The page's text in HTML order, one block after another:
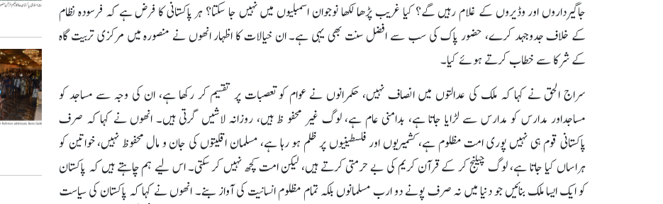
جاگیرداروں اور وڈیروں کے غلام رہیں گے؟ کیا غریب پڑھا لکھا نوجوان اسمبلیوں میں نہیں جا سکتا؟ ہر پاکستانی کا فرض ہے کہ فرسودہ نظام
کے خلاف جدوجہد کرے، حضور پاک کی سب سے افضل سنت بھی یہی ہے۔ ان خیالات کا اظہار انھوں نے منصورہ میں مرکزی تربیت گاہ
کے شرکا سے خطاب کرتے ہوئے کیا۔
سراج الحق نے کہا کہ ملک کی عدالتوں میں انصاف نہیں، حکمرانوں نے عوام کو تعصبات پر تقسیم کر رکھا ہے، ان کی وجہ سے مساجد کو
مساجداور مدارس کو مدارس سے لڑایا جاتا ہے، بدامنی عام ہے، لوگ غیر محفو ظ ہیں، روزانہ لاشیں گرتی ہیں۔ انھوں نے کہا کہ صرف
پاکستانی قوم ہی نہیں پوری امت مظلوم ہے، کشمیریوں اور فلسطینیوں پر ظلم ہو رہا ہے، مسلمان اقلیتوں کی جان و مال محفوظ نہیں، خواتین کو
ہراساں کیا جاتا ہے، لوگ چیلنج کر کے قرآن کریم کی بے حرمتی کرتے ہیں، لیکن امت کچھ نہیں کر سکتی۔ اس لیے ہم چاہتے ہیں کہ پاکستان
کو ایک ایسا ملک بنائیں جو دنیا میں نہ صرف پونے دو ارب مسلمانوں بلکہ تمام مظلوم انسانیت کی آواز بنے۔ انھوں نے کہا کہ پاکستان کی سیاست